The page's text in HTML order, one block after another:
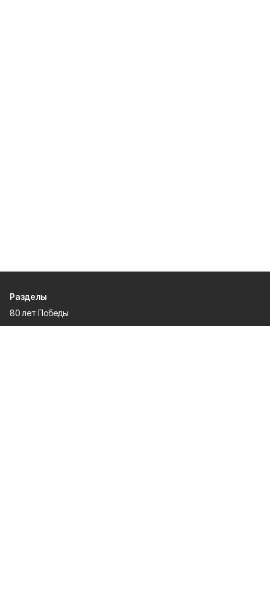
Разделы
80 лет Победы
Новости